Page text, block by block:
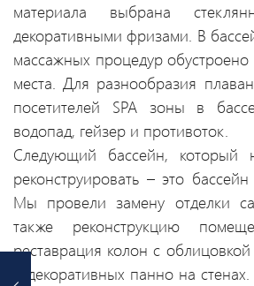
материала выбрана
декоративными фризами. В
массажных процедур
места. Для разнообразия
посетителей SPA зоны в
водопад, гейзер и противоток.
Следующий бассейн, который
реконструировать – это
Мы провели замену отделки
также реконструкцию
реставрация колон с
и декоративных панно на